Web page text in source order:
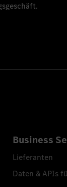
Business
Lieferanten
Daten & APIs